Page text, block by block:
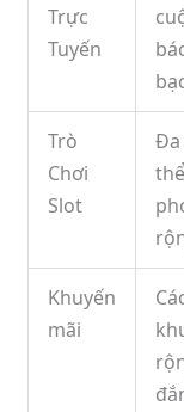
Trực
Tuyến
Trò
Chơi
Slot
Đa
Khuyến
mãi